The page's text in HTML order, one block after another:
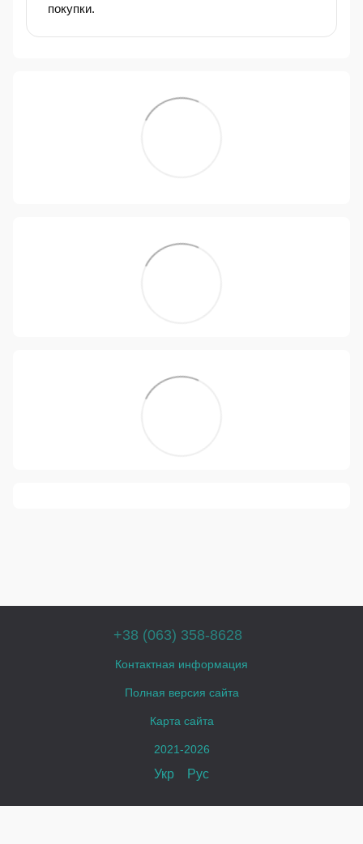
покупки.
+38 (063) 358-8628
Контактная информация
Полная версия сайта
Карта сайта
2021-2026
Укр Рус